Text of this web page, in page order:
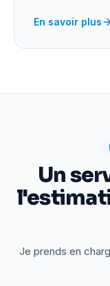
En savoir plus
Un
Je prends en